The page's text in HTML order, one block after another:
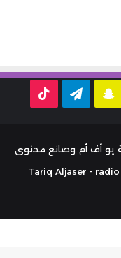
سناب تيلقرام
يو أف أم وصانع محتوى
Tariq Aljaser -